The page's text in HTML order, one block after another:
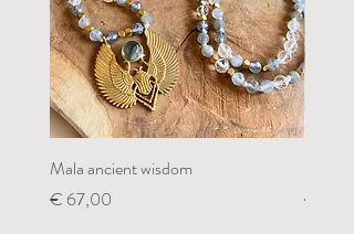
Mala ancient wisdom
Prijs
€ 67,00
Prijs
€ 67,00